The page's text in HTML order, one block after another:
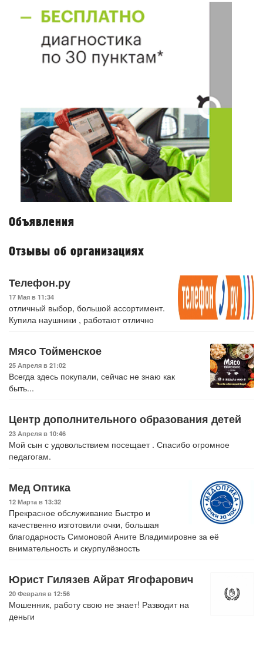
Объявления
Отзывы об организациях
Телефон.ру
17 Мая в 11:34
отличный выбор, большой ассортимент.
Купила наушники , работают отлично
Мясо Тойменское
25 Апреля в 21:02
Всегда здесь покупали, сейчас не знаю как
быть...
Центр дополнительного образования детей
23 Апреля в 10:46
Мой сын с удовольствием посещает . Спасибо огромное
педагогам.
Мед Оптика
12 Марта в 13:32
Прекрасное обслуживание Быстро и
качественно изготовили очки, большая
благодарность Симоновой Аните Владимировне за её
внимательность и скурпулёзность
Юрист Гилязев Айрат Ягофарович
20 Февраля в 12:56
Мошенник, работу свою не знает! Разводит на
деньги